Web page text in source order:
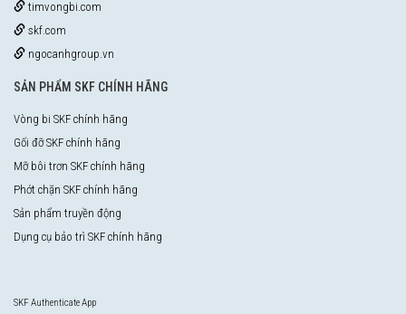
timvongbi.com
skf.com
ngocanhgroup.vn
SẢN PHẨM SKF CHÍNH HÃNG
Vòng bi SKF chính hãng
Gối đỡ SKF chính hãng
Mỡ bôi trơn SKF chính hãng
Phớt chặn SKF chính hãng
Sản phẩm truyền động
Dụng cụ bảo trì SKF chính hãng
SKF Authenticate App